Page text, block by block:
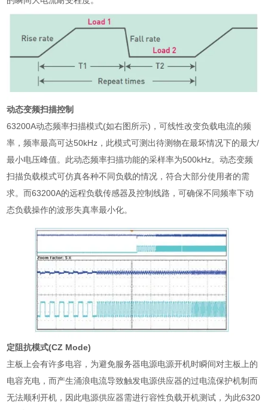
动态变频扫描控制
63200A动态频率扫描模式(如右图所示) ，可线性改变负载电流的频
率，频率最高可达50kHz ，此模式可测出待测物在最坏情况下的最大/
最小电压峰值。此动态频率扫描功能的采样率为500kHz。动态变频
扫描负载模式可仿真各种不同负载的情况，符合大部分使用者的需
求。而63200A的远程负载传感器及控制线路，可确保不同频率下动
态负载操作的波形失真率最小化。
定阻抗模式(CZ Mode)
主板上会有许多电容，为避免服务器电源电源开机时瞬间对主板上的
电容充电，而产生涌浪电流导致触发电源供应器的过电流保护机制而
无法顺利开机，因此电源供应器需进行容性负载开机测试，为此6320